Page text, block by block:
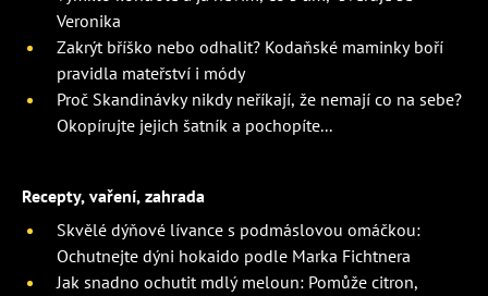
Veronika
Zakrýt bříško nebo odhalit? Kodaňské maminky boří
pravidla mateřství i módy
Proč Skandinávky nikdy neříkají, že nemají co na sebe?
Okopírujte jejich šatník a pochopíte...
Recepty, vaření, zahrada
Skvělé dýňové lívance s podmáslovou omáčkou:
Ochutnejte dýni hokaido podle Marka Fichtnera
Jak snadno ochutit mdlý meloun: Pomůže citron,